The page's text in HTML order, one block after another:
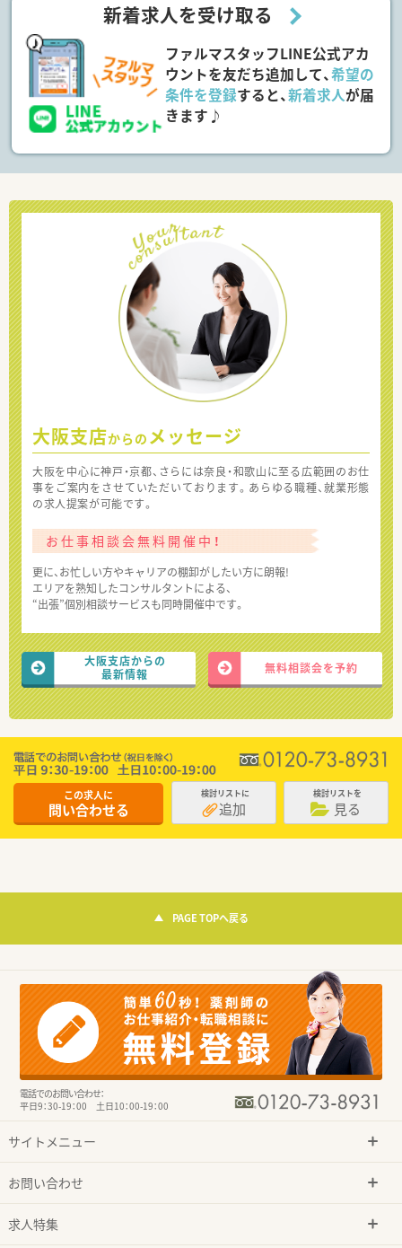
新着求人を受け取る
ファルマスタッフLINE公式アカ
ウントを友だち追加して、希望の
条件を登録すると、新着求人が届
きます♪
大阪支店からの メッセージ
大阪を中心に神戸・京都、さらには奈良・和歌山に至る広範囲のお仕
事をご案内をさせていただいております。あらゆる職種、就業形態
の求人提案が可能です。
お仕事相談会無料開催中！
更に、お忙しい方やキャリアの棚卸がしたい方に朗報!
エリアを熟知したコンサルタントによる、
“出張”個別相談サービスも同時開催中です。
大阪支店からの
最新情報
無料相談会を予約
この求人に
問い合わせる
検討リストに
追加
検討リストを
見る
PAGE TOPへ戻る
電話でのお問い合わせ：
平日9：30-19：00 土日10：00-19：00
サイトメニュー
お問い合わせ
求人特集